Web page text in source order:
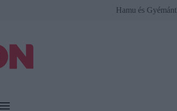
Hamu és Gyémánt